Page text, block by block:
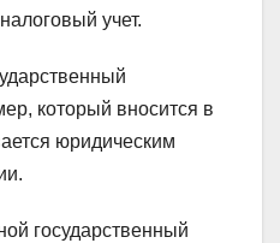
учет.
который вносится в
юридическим
государственный